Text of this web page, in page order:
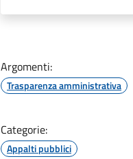
Argomenti:
Trasparenza amministrativa
Categorie:
Appalti pubblici